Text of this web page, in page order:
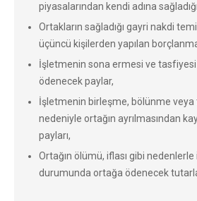
piyasalarından kendi adına
Ortakların sağladığı gayri nakdi
üçüncü kişilerden yapılan
İşletmenin sona ermesi ve
ödenecek paylar,
İşletmenin birleşme, bölünme
nedeniyle ortağın ayrılmasından
payları,
Ortağın ölümü, iflası gibi
durumunda ortağa ödenecek